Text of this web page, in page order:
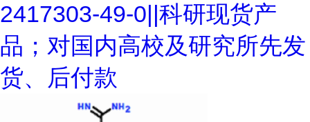
2417303-49-0||科研现货产
品；对国内高校及研究所先发
货、后付款